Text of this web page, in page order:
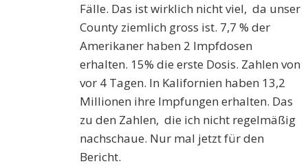
Fälle. Das ist wirklich nicht viel, da unser
County ziemlich gross ist. 7,7 % der
Amerikaner haben 2 Impfdosen
erhalten. 15% die erste Dosis. Zahlen von
vor 4 Tagen. In Kalifornien haben 13,2
Millionen ihre Impfungen erhalten. Das
zu den Zahlen, die ich nicht regelmäßig
nachschaue. Nur mal jetzt für den
Bericht.